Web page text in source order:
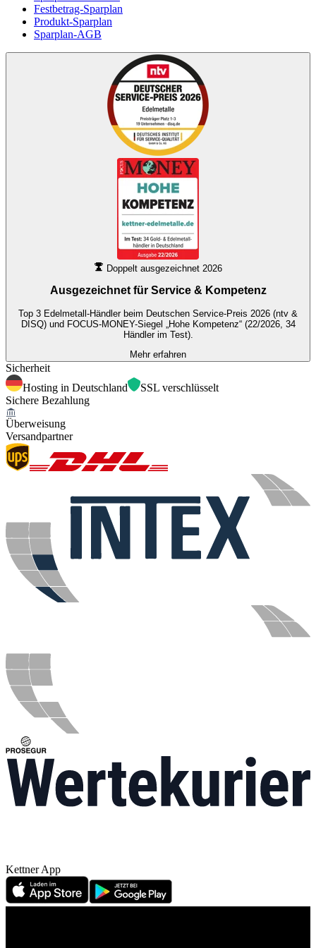
Festbetrag-Sparplan
Produkt-Sparplan
Sparplan-AGB
Doppelt ausgezeichnet 2026
Ausgezeichnet für Service & Kompetenz
Top 3 Edelmetall-Händler beim Deutschen Service-Preis 2026 (ntv &
DISQ) und FOCUS-MONEY-Siegel „Hohe Kompetenz“ (22/2026, 34
Händler im Test).
Mehr erfahren
Sicherheit
Hosting in Deutschland
SSL verschlüsselt
Sichere Bezahlung
Überweisung
Versandpartner
Kettner App